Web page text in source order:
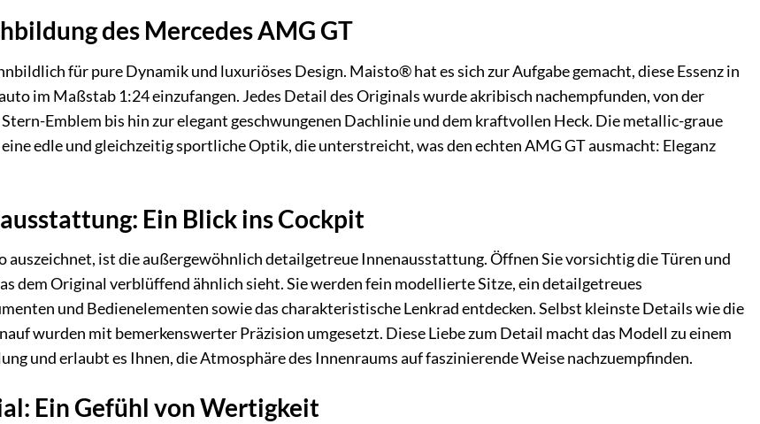
des Mercedes AMG GT
für pure Dynamik und luxuriöses Design. Maisto® hat es sich zur Aufgabe gemacht, diese Essenz in
im Maßstab 1:24 einzufangen. Jedes Detail des Originals wurde akribisch nachempfunden, von der
Emblem bis hin zur elegant geschwungenen Dachlinie und dem kraftvollen Heck. Die metallic-graue
edle und gleichzeitig sportliche Optik, die unterstreicht, was den echten AMG GT ausmacht: Eleganz
Ein Blick ins Cockpit
ist die außergewöhnlich detailgetreue Innenausstattung. Öffnen Sie vorsichtig die Türen und
dem Original verblüffend ähnlich sieht. Sie werden fein modellierte Sitze, ein detailgetreues
und Bedienelementen sowie das charakteristische Lenkrad entdecken. Selbst kleinste Details wie die
wurden mit bemerkenswerter Präzision umgesetzt. Diese Liebe zum Detail macht das Modell zu einem
und erlaubt es Ihnen, die Atmosphäre des Innenraums auf faszinierende Weise nachzuempfinden.
Ein Gefühl von Wertigkeit